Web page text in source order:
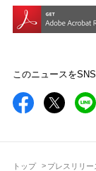
トップ プレスリリー
このニュースを